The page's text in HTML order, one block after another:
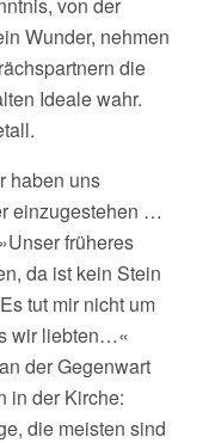
Wunder, nehmen
die
Ideale wahr.
haben uns
einzugestehen …
früheres
da ist kein Stein
tut mir nicht um
wir liebten…«
der Gegenwart
in der Kirche:
die meisten sind